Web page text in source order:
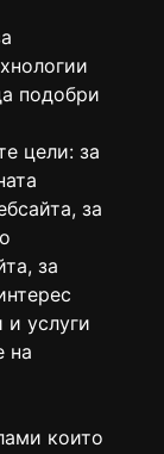
подобри
цели: за
, за
, за
услуги
на
които